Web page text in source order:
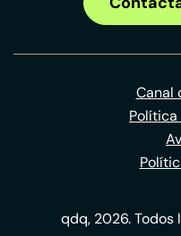
Canal
qdq, 2026. Todos